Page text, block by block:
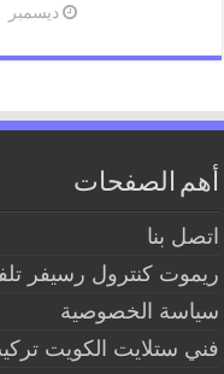
ديسمبر 1, 2023
أهم الصفحات
اتصل بنا
ريموت كنترول رسيفر
سياسة الخصوصية
فني ستلايت الكويت